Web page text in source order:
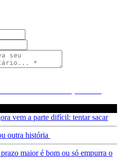
vem a parte difícil: tentar sacar
outra história
maior é bom ou só empurra o